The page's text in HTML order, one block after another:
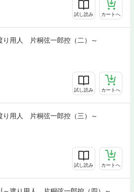
試し読み カートへ
り用人 片桐弦一郎控（二）～
試し読み カートへ
り用人 片桐弦一郎控（三）～
試し読み カートへ